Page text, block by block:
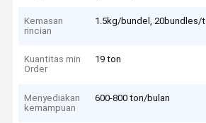
Kemasan
rincian
1.5kg/bundel, 20bundles/
Kuantitas min
Order
19 ton
Menyediakan
kemampuan
600-800 ton/bulan